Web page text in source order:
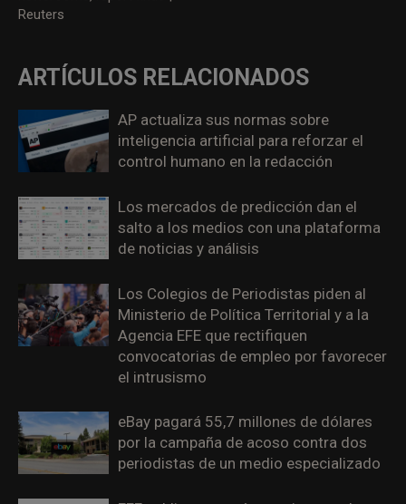
Reuters
ARTÍCULOS RELACIONADOS
AP actualiza sus normas sobre
inteligencia artificial para reforzar el
control humano en la redacción
Los mercados de predicción dan el
salto a los medios con una plataforma
de noticias y análisis
Los Colegios de Periodistas piden al
Ministerio de Política Territorial y a la
Agencia EFE que rectifiquen
convocatorias de empleo por favorecer
el intrusismo
eBay pagará 55,7 millones de dólares
por la campaña de acoso contra dos
periodistas de un medio especializado